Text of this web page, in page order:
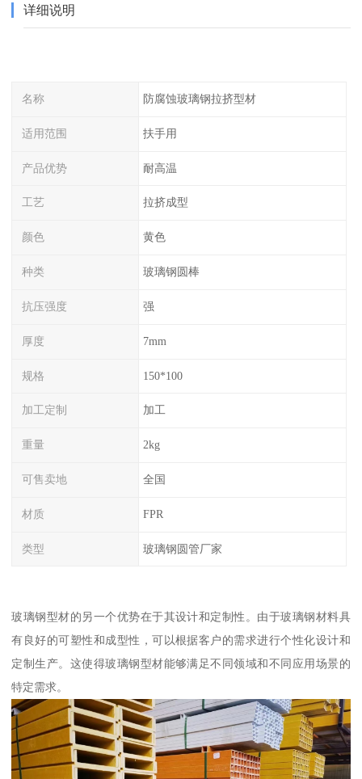
详细说明
名称 防腐蚀玻璃钢拉挤型材
适用范围 扶手用
产品优势 耐高温
工艺 拉挤成型
颜色 黄色
种类 玻璃钢圆棒
抗压强度 强
厚度 7mm
规格 150*100
加工定制 加工
重量 2kg
可售卖地 全国
材质 FPR
类型 玻璃钢圆管厂家
玻璃钢型材的另一个优势在于其设计和定制性。由于玻璃钢材料具
有良好的可塑性和成型性，可以根据客户的需求进行个性化设计和
定制生产。这使得玻璃钢型材能够满足不同领域和不同应用场景的
特定需求。